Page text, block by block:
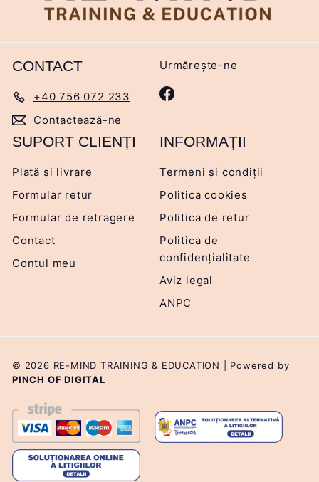
CONTACT
+40 756 072 233
Contactează-ne
Urmărește-ne
Facebook
SUPORT CLIENȚI
Plată și livrare
Formular retur
Formular de retragere
Contact
Contul meu
INFORMAȚII
Termeni și condiții
Politica cookies
Politica de retur
Politica de
confidențialitate
Aviz legal
ANPC
© 2026 RE-MIND TRAINING & EDUCATION | Powered by
PINCH OF DIGITAL